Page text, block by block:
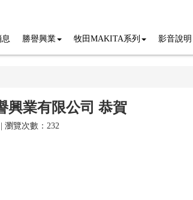
勝譽興業 牧田MAKITA系列 影音說明
興業有限公司 恭賀
瀏覽次數：232